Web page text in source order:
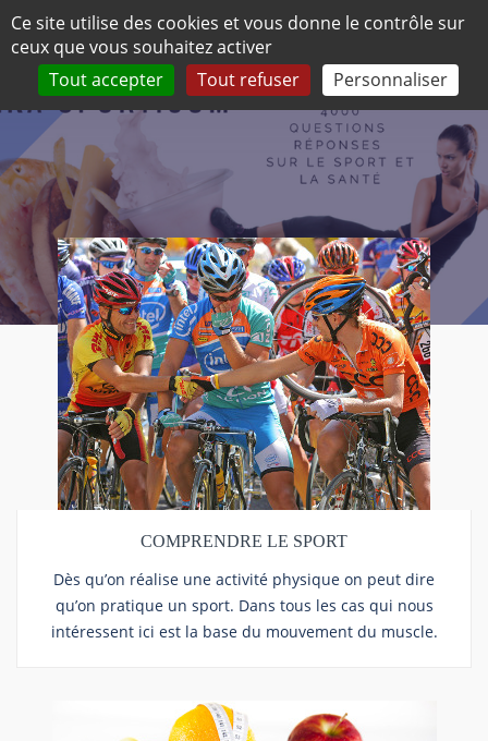
COMPRENDRE LE SPORT
Dès qu’on réalise une activité physique on peut dire
qu’on pratique un sport. Dans tous les cas qui nous
intéressent ici est la base du mouvement du muscle.
Panneau de gestion des cookies
Ce site utilise des cookies et vous donne le contrôle sur
ceux que vous souhaitez activer
Tout accepter
Tout refuser Personnaliser